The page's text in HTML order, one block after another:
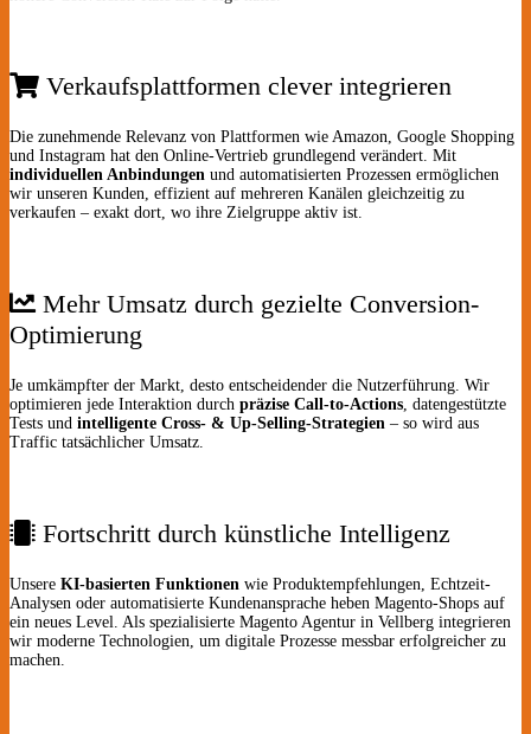
Verkaufsplattformen clever integrieren
Die zunehmende Relevanz von Plattformen wie Amazon, Google Shopping
und Instagram hat den Online-Vertrieb grundlegend verändert. Mit
individuellen Anbindungen und automatisierten Prozessen ermöglichen
wir unseren Kunden, effizient auf mehreren Kanälen gleichzeitig zu
verkaufen – exakt dort, wo ihre Zielgruppe aktiv ist.
Mehr Umsatz durch gezielte Conversion-
Optimierung
Je umkämpfter der Markt, desto entscheidender die Nutzerführung. Wir
optimieren jede Interaktion durch präzise Call-to-Actions , datengestützte
Tests und intelligente Cross- & Up-Selling-Strategien – so wird aus
Traffic tatsächlicher Umsatz.
Fortschritt durch künstliche Intelligenz
Unsere KI-basierten Funktionen wie Produktempfehlungen, Echtzeit-
Analysen oder automatisierte Kundenansprache heben Magento-Shops auf
ein neues Level. Als spezialisierte Magento Agentur in Vellberg integrieren
wir moderne Technologien, um digitale Prozesse messbar erfolgreicher zu
machen.